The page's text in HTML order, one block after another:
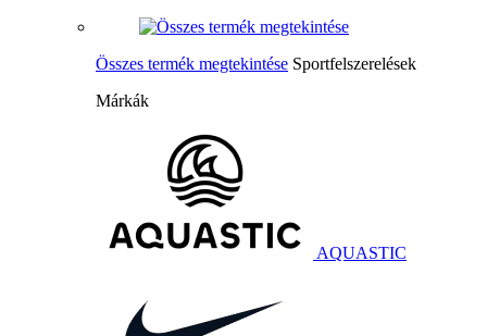
Összes termék megtekintése Sportfelszerelések
Márkák
AQUASTIC